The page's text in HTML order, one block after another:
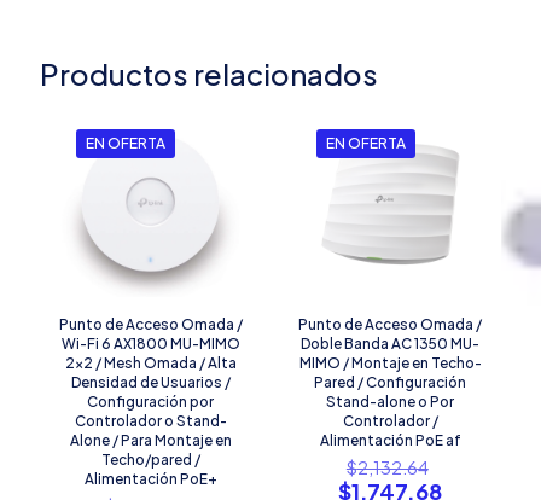
Productos relacionados
EN OFERTA
Punto de Acceso Omada /
Wi-Fi 6 AX1800 MU-MIMO
2×2 / Mesh Omada / Alta
Densidad de Usuarios /
Configuración por
Controlador o Stand-
Alone / Para Montaje en
Techo/pared /
Alimentación PoE+
EN OFERTA
Punto de Acceso Omada /
Doble Banda AC 1350 MU-
MIMO / Montaje en Techo-
Pared / Configuración
Stand-alone o Por
Controlador /
Alimentación PoE af
$2,132.64
precio
$1,747.68El